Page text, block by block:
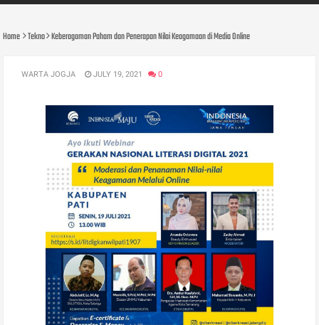
Home Tekno Keberagaman Paham dan Penerapan Nilai Keagamaan di Media Online
WARTA JOGJA JULY 19, 2021 0